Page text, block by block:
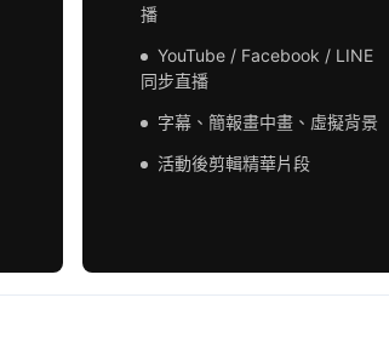
播
YouTube / Facebook / LINE
同步直播
字幕、簡報畫中畫、虛擬背景
活動後剪輯精華片段